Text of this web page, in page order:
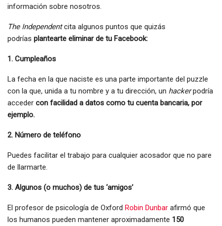
información sobre nosotros.
The Independentcita algunos puntos que quizás
podrías plantearte eliminar de tu Facebook:
1. Cumpleaños
La fecha en la que naciste es una parte importante del puzzle
con la que, unida a tu nombre y a tu dirección, un hackerpodría
acceder con facilidad a datos como tu cuenta bancaria, por
ejemplo.
2. Número de teléfono
Puedes facilitar el trabajo para cualquier acosador que no pare
de llarmarte.
3. Algunos (o muchos) de tus ‘amigos’
El profesor de psicología de Oxford Robin Dunbar afirmó que
los humanos pueden mantener aproximadamente 150